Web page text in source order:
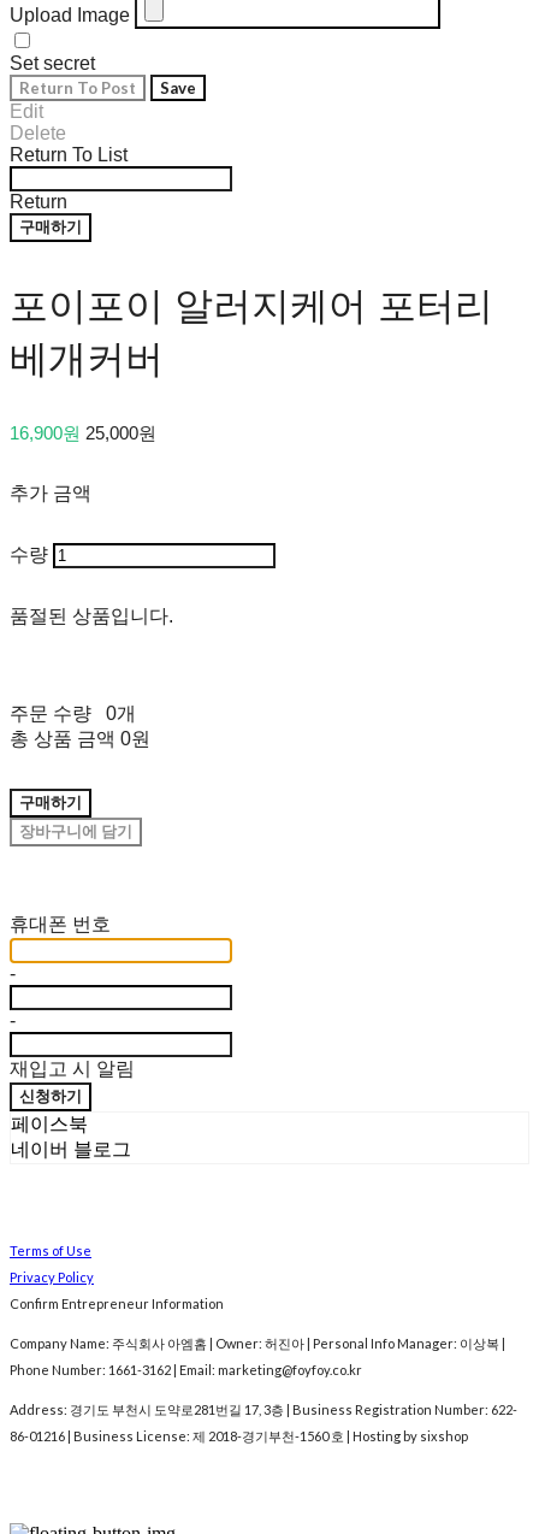
Upload Image
Set secret
Return To Post Save
Edit
Delete
Return To List
Return
구매하기
포이포이 알러지케어 포터리
베개커버
16,900원 25,000원
추가 금액
수량
품절된 상품입니다.
주문 수량
0개
총 상품 금액 0원
구매하기
장바구니에 담기
휴대폰 번호
-
-
재입고 시 알림
신청하기
페이스북
네이버 블로그
Terms of Use
Privacy Policy
Confirm Entrepreneur Information
Company Name: 주식회사 아엠홈 | Owner: 허진아 | Personal Info Manager: 이상복 |
Phone Number: 1661-3162 | Email: marketing@foyfoy.co.kr
Address: 경기도 부천시 도약로281번길 17, 3층 | Business Registration Number: 622-
86-01216 | Business License: 제 2018-경기부천-1560 호 | Hosting by sixshop